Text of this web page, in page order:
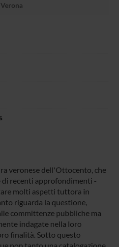
veronese dell'Ottocento, che
recenti approfondimenti -
molti aspetti tuttora in
riguarda la questione,
committenze pubbliche ma
indagate nella loro
finalità. Sotto questo